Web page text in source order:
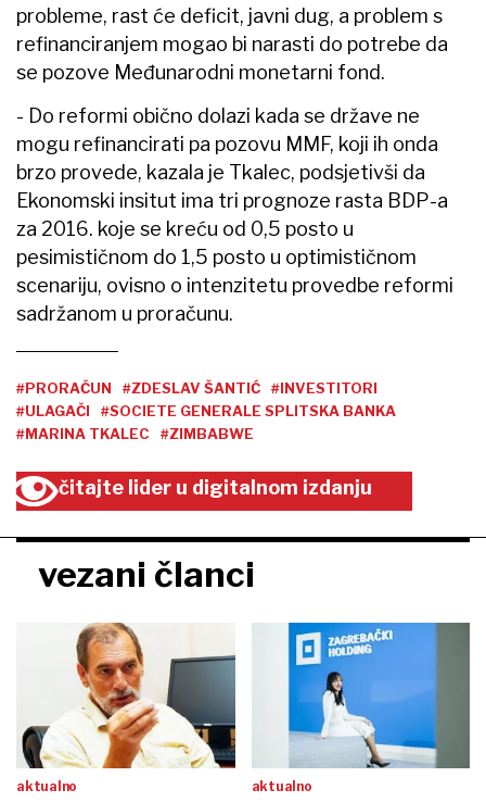
probleme, rast će deficit, javni dug, a problem s
refinanciranjem mogao bi narasti do potrebe da
se pozove Međunarodni monetarni fond.
- Do reformi obično dolazi kada se države ne
mogu refinancirati pa pozovu MMF, koji ih onda
brzo provede, kazala je Tkalec, podsjetivši da
Ekonomski insitut ima tri prognoze rasta BDP-a
za 2016. koje se kreću od 0,5 posto u
pesimističnom do 1,5 posto u optimističnom
scenariju, ovisno o intenzitetu provedbe reformi
sadržanom u proračunu.
#PRORAČUN #ZDESLAV ŠANTIĆ
#INVESTITORI
#ULAGAČI
#SOCIETE GENERALE SPLITSKA BANKA
#MARINA TKALEC
#ZIMBABWE
čitajte lider u digitalnom izdanju
vezani članci
aktualno aktualno